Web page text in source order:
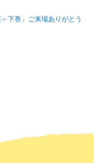
下巻」ご来場ありがとう